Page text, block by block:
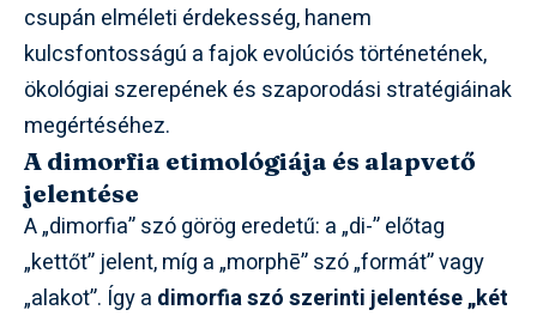
csupán elméleti érdekesség, hanem
kulcsfontosságú a fajok evolúciós történetének,
ökológiai szerepének és szaporodási stratégiáinak
megértéséhez.
A dimorfia etimológiája és alapvető
jelentése
A „dimorfia” szó görög eredetű: a „di-” előtag
„kettőt” jelent, míg a „morphē” szó „formát” vagy
„alakot”. Így a dimorfia szó szerinti jelentése „két